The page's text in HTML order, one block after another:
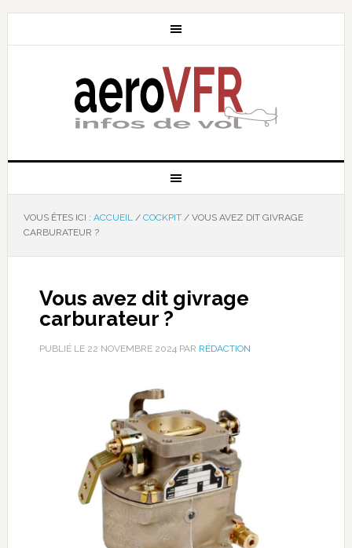
VOUS ÊTES ICI : ACCUEIL / COCKPIT /VOUS AVEZ DIT GIVRAGE
CARBURATEUR ?
Vous avez dit givrage
carburateur ?
PUBLIÉ LE 22 NOVEMBRE 2024PAR RÉDACTION